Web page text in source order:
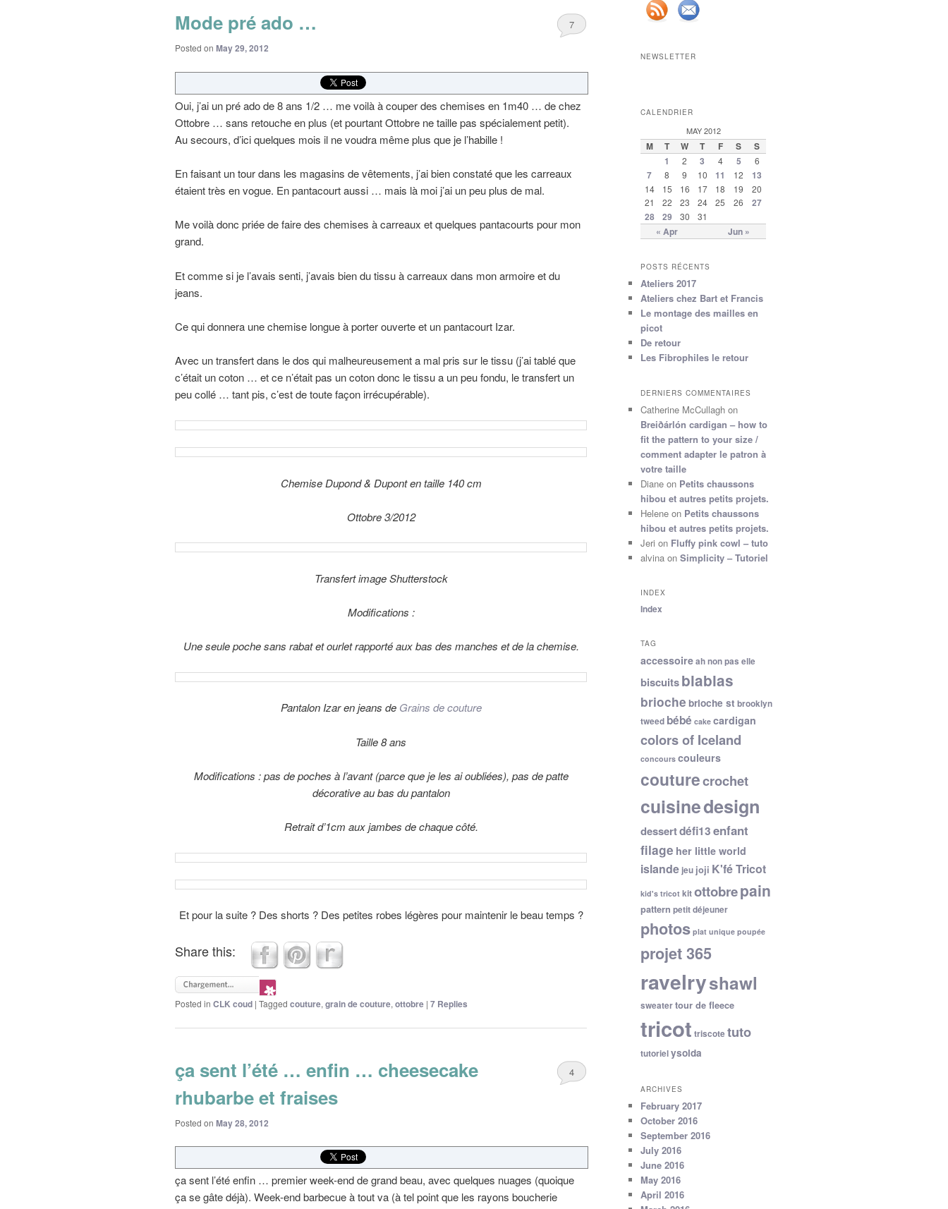
Mode pré ado …
Posted on May 29, 2012
7
Oui, j’ai un pré ado de 8 ans 1/2 … me voilà à couper des chemises en 1m40 … de chez
Ottobre … sans retouche en plus (et pourtant Ottobre ne taille pas spécialement petit).
Au secours, d’ici quelques mois il ne voudra même plus que je l’habille !
En faisant un tour dans les magasins de vêtements, j’ai bien constaté que les carreaux
étaient très en vogue. En pantacourt aussi … mais là moi j’ai un peu plus de mal.
Me voilà donc priée de faire des chemises à carreaux et quelques pantacourts pour mon
grand.
Et comme si je l’avais senti, j’avais bien du tissu à carreaux dans mon armoire et du
jeans.
Ce qui donnera une chemise longue à porter ouverte et un pantacourt Izar.
Avec un transfert dans le dos qui malheureusement a mal pris sur le tissu (j’ai tablé que
c’était un coton … et ce n’était pas un coton donc le tissu a un peu fondu, le transfert un
peu collé … tant pis, c’est de toute façon irrécupérable).
Chemise Dupond & Dupont en taille 140 cm
Ottobre 3/2012
Transfert image Shutterstock
Modifications :
Une seule poche sans rabat et ourlet rapporté aux bas des manches et de la chemise.
Pantalon Izar en jeans de Grains de couture
Taille 8 ans
Modifications : pas de poches à l’avant (parce que je les ai oubliées), pas de patte
décorative au bas du pantalon
Retrait d’1cm aux jambes de chaque côté.
Et pour la suite ? Des shorts ? Des petites robes légères pour maintenir le beau temps ?
Share this:
Posted in CLK coud | Tagged couture, grain de couture, ottobre | 7 Replies
ça sent l’été … enfin … cheesecake
rhubarbe et fraises
Posted on May 28, 2012
4
ça sent l’été enfin … premier week-end de grand beau, avec quelques nuages (quoique
ça se gâte déjà). Week-end barbecue à tout va (à tel point que les rayons boucherie
NEWSLETTER
CALENDRIER
MAY 2012
M T W T F S S
« Apr Jun »
1 2 3 4 5 6
7 8 9 10 11 12 13
14 15 16 17 18 19
20
21
22 23 24 25 26
27
28
29 30 31
POSTS RÉCENTS
Ateliers 2017
Ateliers chez Bart et Francis
Le montage des mailles en
picot
De retour
Les Fibrophiles le retour
DERNIERS COMMENTAIRES
Catherine McCullagh on
Breiðárlón cardigan – how to
fit the pattern to your size /
comment adapter le patron à
votre taille
Diane on Petits chaussons
hibou et autres petits projets.
Helene on Petits chaussons
hibou et autres petits projets.
Jeri on Fluffy pink cowl – tuto
alvina on Simplicity – Tutoriel
INDEX
Index
TAG
accessoireah non pas elle
biscuitsblablas
brioche brioche st brooklyn
tweed bébé cake cardigan
colors of Iceland
concours couleurs
couturecrochet
cuisinedesign
dessertdéfi13enfant
filage her little world
islande jeu joji K'fé Tricot
kid's tricot kitottobrepain
pattern petit déjeuner
photos plat unique poupée
projet 365
ravelryshawl
sweatertour de fleece
tricot triscote tuto
tutorielysolda
ARCHIVES
February 2017
October 2016
September 2016
July 2016
June 2016
May 2016
April 2016